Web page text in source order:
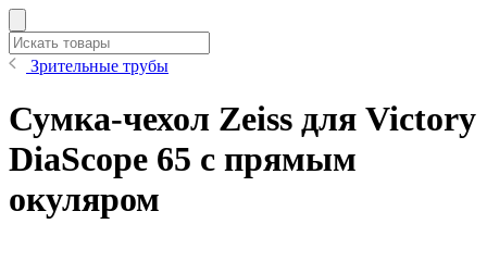
Зрительные трубы
Сумка-чехол Zeiss для Victory
DiaScope 65 с прямым
окуляром